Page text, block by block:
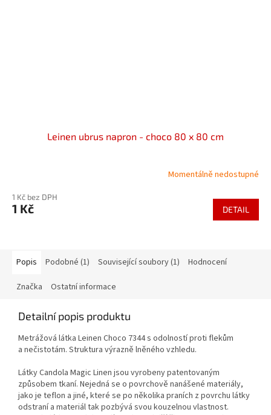
Leinen ubrus napron - choco 80 x 80 cm
Momentálně nedostupné
1 Kč bez DPH
1 Kč DETAIL
Popis Podobné (1) Související soubory (1) Hodnocení
Značka Ostatní informace
Detailní popis produktu
Metrážová látka Leinen Choco 7344 s odolností proti flekům
a nečistotám. Struktura výrazně lněného vzhledu.
Látky Candola Magic Linen jsou vyrobeny patentovaným
způsobem tkaní. Nejedná se o povrchově nanášené materiály,
jako je teflon a jiné, které se po několika praních z povrchu látky
odstraní a materiál tak pozbývá svou kouzelnou vlastnost.